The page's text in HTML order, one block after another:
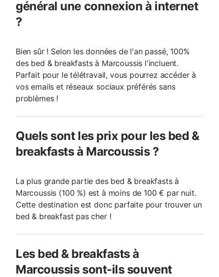
général une connexion à internet
?
Bien sûr ! Selon les données de l'an passé, 100%
des bed & breakfasts à Marcoussis l'incluent.
Parfait pour le télétravail, vous pourrez accéder à
vos emails et réseaux sociaux préférés sans
problèmes !
Quels sont les prix pour les bed &
breakfasts à Marcoussis ?
La plus grande partie des bed & breakfasts à
Marcoussis (100 %) est à moins de 100 € par nuit.
Cette destination est donc parfaite pour trouver un
bed & breakfast pas cher !
Les bed & breakfasts à
Marcoussis sont-ils souvent